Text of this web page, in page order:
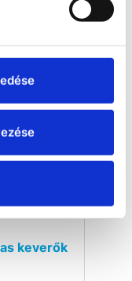
keverők